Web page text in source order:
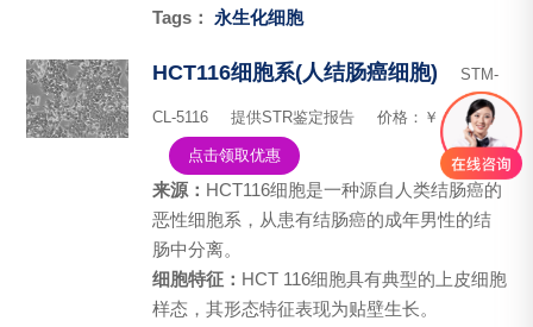
Tags： 永生化细胞
HCT116细胞系(人结肠癌细胞) STM-
CL-5116 提供STR鉴定报告 价格：￥ 1,300.00
点击领取优惠
来源： HCT116细胞是一种源自人类结肠癌的
恶性细胞系，从患有结肠癌的成年男性的结
肠中分离。
细胞特征： HCT 116细胞具有典型的上皮细胞
样态，其形态特征表现为贴壁生长。